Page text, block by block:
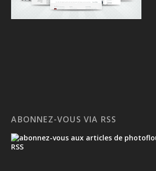
ABONNEZ-VOUS VIA RSS